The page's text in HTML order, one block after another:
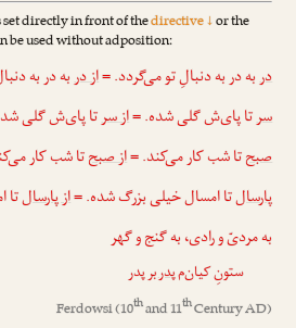
directly in front of thedirective ↓or the
be used without adposition:
دربه در به دنبالِ تو می‌گردد. =از دربه در به
سرتا پای‌ش گلی شده. =از سرتا پای‌ش گلی
صبحتا شب کار می‌کند. =از صبحتا شب کار
پارسالتا امسال خیلی بزرگ شده. =از پارسالتا
به مردیّ و رادی، به گنج و گهر
ستونِ کیان‌مپدربر پدر
Ferdowsi(10thand 11thCentury AD)